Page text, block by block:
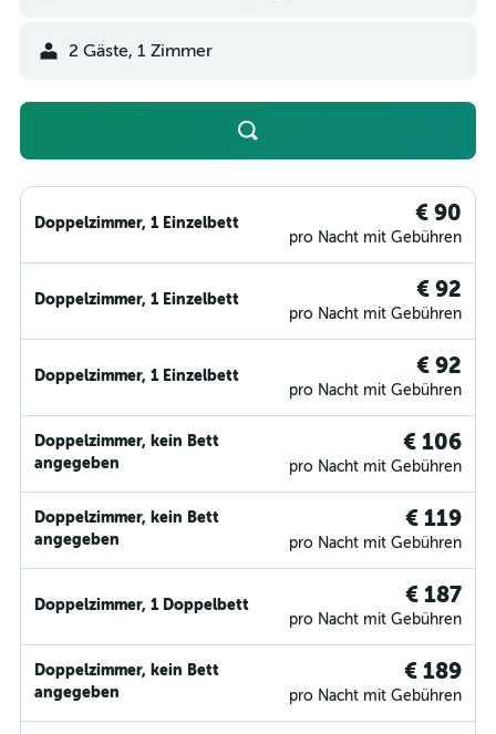
2 Gäste, 1 Zimmer
Doppelzimmer, 1 Einzelbett € 90
pro Nacht mit Gebühren
Doppelzimmer, 1 Einzelbett € 92
pro Nacht mit Gebühren
Doppelzimmer, 1 Einzelbett € 92
pro Nacht mit Gebühren
Doppelzimmer, kein Bett
angegeben
€ 106
pro Nacht mit Gebühren
Doppelzimmer, kein Bett
angegeben
€ 119
pro Nacht mit Gebühren
Doppelzimmer, 1 Doppelbett € 187
pro Nacht mit Gebühren
Doppelzimmer, kein Bett
angegeben
€ 189
pro Nacht mit Gebühren